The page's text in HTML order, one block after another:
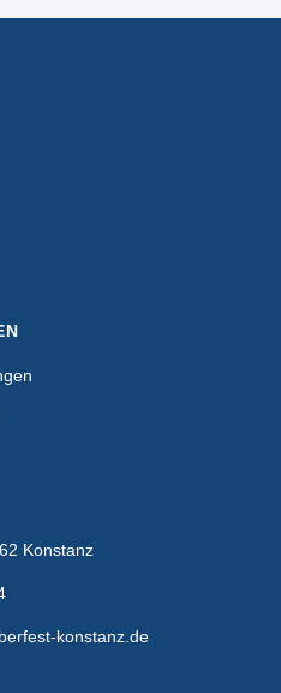
Konstanz
konstanz.de